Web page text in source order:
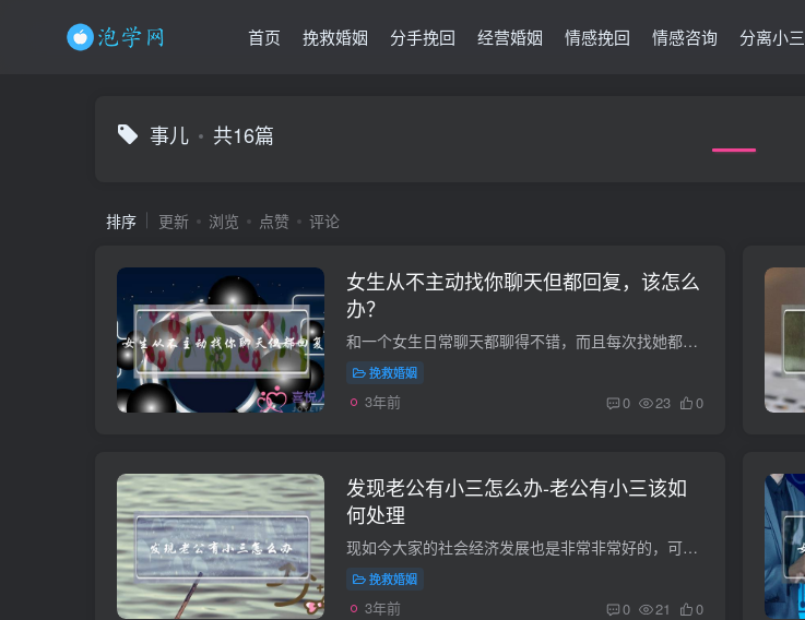
首页 挽救婚姻 分手挽回 经营婚姻 情感挽回 情感咨询 分离小三
事儿 共16篇
排序 更新 浏览 点赞 评论
女生从不主动找你聊天但都回复，该怎么
办？
和一个女生日常聊天都聊得不错，而且每次找她都不会出现不回复的情况，但如果不找她，她也从来不会找自己，这种情况该怎么呢 其实，女生从不主动找你聊天但都回复无非就两种原因： 第一种，人家...
挽救婚姻
3年前 0 23 0
发现老公有小三怎么办-老公有小三该如
何处理
现如今大家的社会经济发展也是非常非常好的，可是拥有互联网之后，也是很非常好的，联络也较为便捷的，但是也也有一些缺陷的，便是能够 搜索附近人这一点，有的情况下，丈夫在家里没事做，或者...
挽救婚姻
3年前 0 21 0